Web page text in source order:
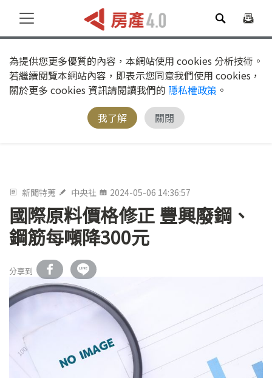
為提供您更多優質的內容，本網站使用 cookies 分析技術。
若繼續閱覽本網站內容，即表示您同意我們使用 cookies，
關於更多 cookies 資訊請閱讀我們的 隱私權政策 。
我了解
關閉
新聞特蒐 中央社 2024-05-06 14:36:57
國際原料價格修正 豐興廢鋼、
鋼筋每噸降300元
分享到